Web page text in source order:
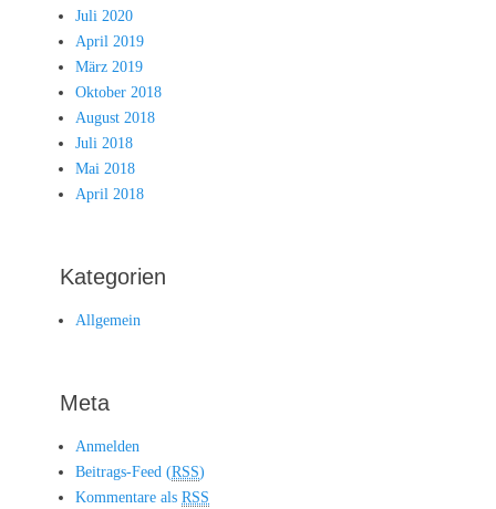
Juli 2020
April 2019
März 2019
Oktober 2018
August 2018
Juli 2018
Mai 2018
April 2018
Kategorien
Allgemein
Meta
Anmelden
Beitrags-Feed (RSS)
Kommentare als RSS